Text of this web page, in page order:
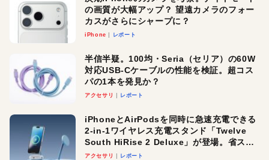
の画質が大幅アップ？ 望遠カメラのフォー
カスがさらにシャープに？
iPhone レポート
半信半疑。100均・Seria（セリア）の60W
対応USB-Cケーブルの性能を検証。超コス
パの1本を発見か？
アクセサリ レポート
iPhoneとAirPodsを同時に急速充電できる
2-in-1ワイヤレス充電スタンド「Twelve
South HiRise 2 Deluxe」が登場。省スペ
ースでおしゃれに充電したい人にオスス
アクセサリ レポート